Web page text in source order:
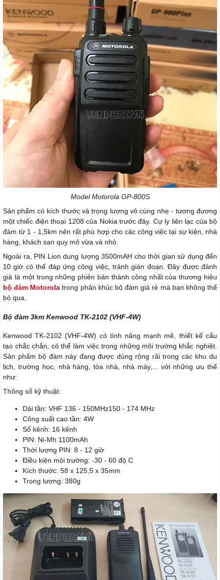
Model Motorola GP-800S
Sản phẩm có kích thước và trọng lượng vô cùng nhẹ - tương đương
một chiếc điện thoại 1208 của Nokia trước đây. Cự ly liên lạc của bộ
đàm từ 1 - 1,5km nên rất phù hợp cho các công việc tại sự kiện, nhà
hàng, khách sạn quy mô vừa và nhỏ.
Ngoài ra, PIN Lion dung lượng 3500mAH cho thời gian sử dụng đến
10 giờ có thể đáp ứng công việc, tránh gián đoạn. Đây được đánh
giá là một trong những phiên bản thành công nhất của thương hiệu
bộ đàm Motorola trong phân khúc bộ đàm giá rẻ mà bạn không thể
bỏ qua.
Bộ đàm 3km Kenwood TK-2102 (VHF-4W)
Kenwood TK-2102 (VHF-4W) có tính năng mạnh mẽ, thiết kế cấu
tạo chắc chắn, có thể làm việc trong những môi trường khắc nghiệt.
Sản phẩm bộ đàm này đang được dùng rộng rãi trong các khu du
lịch, trường học, nhà hàng, tòa nhà, nhà máy,... với những ưu thế
như:
Thông số kỹ thuật:
Dải tần: VHF 136 - 150MHz150 - 174 MHz
Công suất cao tần: 4W
Số kênh: 16 kênh
PIN: Ni-Mh 1100mAh
Thời lượng PIN: 8 - 12 giờ
Điều kiện môi trường: -30 - 60 độ C
Kích thước: 58 x 125,5 x 35mm
Trọng lượng: 380g